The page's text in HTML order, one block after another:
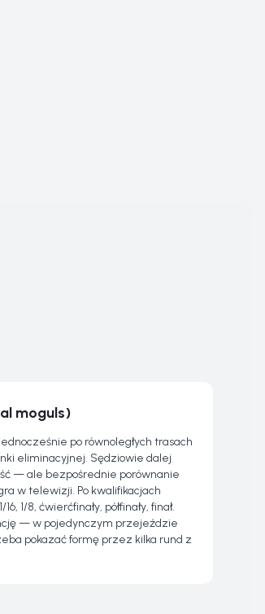
moguls)
po równoległych trasach
eliminacyjnej. Sędziowie dalej
— ale bezpośrednie porównanie
w telewizji. Po kwalifikacjach
1/8, ćwierćfinały, półfinały, finał.
— w pojedynczym przejeździe
pokazać formę przez kilka rund z